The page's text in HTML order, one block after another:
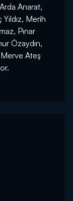
Anarat,
Merih
Pınar
Özaydın,
Ateş